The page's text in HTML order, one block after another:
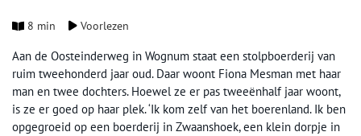
8 min Voorlezen
Aan de Oosteinderweg in Wognum staat een stolpboerderij van
ruim tweehonderd jaar oud. Daar woont Fiona Mesman met haar
man en twee dochters. Hoewel ze er pas tweeënhalf jaar woont,
is ze er goed op haar plek. ‘Ik kom zelf van het boerenland. Ik ben
opgegroeid op een boerderij in Zwaanshoek, een klein dorpje in